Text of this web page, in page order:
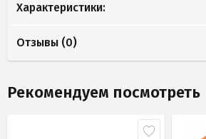
Характеристики:
Отзывы (0)
Рекомендуем посмотреть